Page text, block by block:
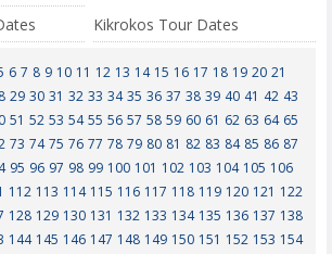
Kikrokos Tour Dates
6 7 8 9 10 11 12 13 14 15 16 17 18 19 20 21
29 30 31 32 33 34 35 36 37 38 39 40 41 42 43
51 52 53 54 55 56 57 58 59 60 61 62 63 64 65
73 74 75 76 77 78 79 80 81 82 83 84 85 86 87
95 96 97 98 99 100 101 102 103 104 105 106
112 113 114 115 116 117 118 119 120 121 122
128 129 130 131 132 133 134 135 136 137 138
144 145 146 147 148 149 150 151 152 153 154